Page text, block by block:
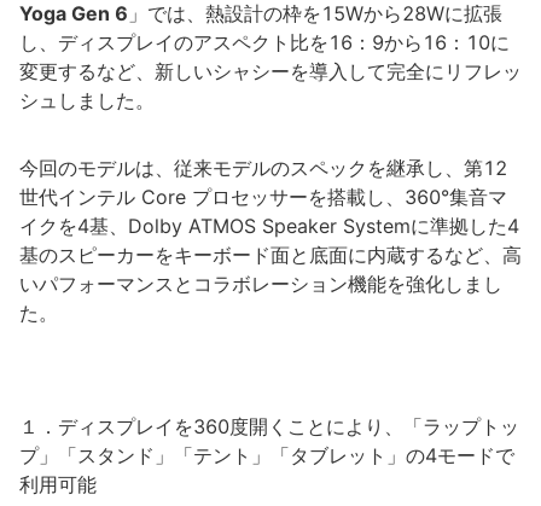
Yoga Gen 6 」では、熱設計の枠を15Wから28Wに拡張
し、ディスプレイのアスペクト比を16：9から16：10に
変更するなど、新しいシャシーを導入して完全にリフレッ
シュしました。
今回のモデルは、従来モデルのスペックを継承し、第12
世代インテル Core プロセッサーを搭載し、360°集音マ
イクを4基、Dolby ATMOS Speaker Systemに準拠した4
基のスピーカーをキーボード面と底面に内蔵するなど、高
いパフォーマンスとコラボレーション機能を強化しまし
た。
１．ディスプレイを360度開くことにより、「ラップトッ
プ」「スタンド」「テント」「タブレット」の4モードで
利用可能